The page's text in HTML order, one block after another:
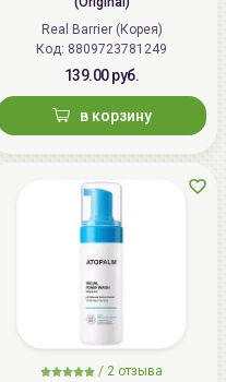
Real Barrier (Корея)
Код: 8809723781249
139.00 руб.
в корзину
/ 2 отзыва